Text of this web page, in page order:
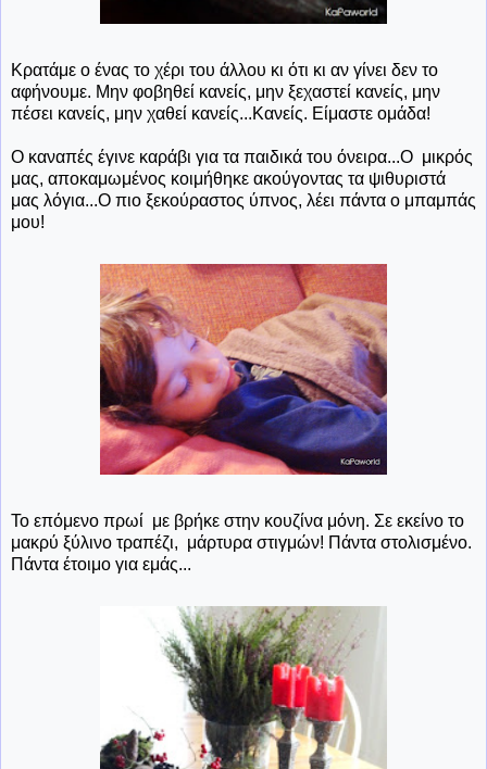
Κρατάμε ο ένας το χέρι του άλλου κι ότι κι αν γίνει δεν το
αφήνουμε. Μην φοβηθεί κανείς, μην ξεχαστεί κανείς, μην
πέσει κανείς, μην χαθεί κανείς...Κανείς. Είμαστε ομάδα!
Ο καναπές έγινε καράβι για τα παιδικά του όνειρα...Ο μικρός
μας, αποκαμωμένος κοιμήθηκε ακούγοντας τα ψιθυριστά
μας λόγια...Ο πιο ξεκούραστος ύπνος, λέει πάντα ο μπαμπάς
μου!
Το επόμενο πρωί με βρήκε στην κουζίνα μόνη. Σε εκείνο το
μακρύ ξύλινο τραπέζι, μάρτυρα στιγμών! Πάντα στολισμένο.
Πάντα έτοιμο για εμάς...